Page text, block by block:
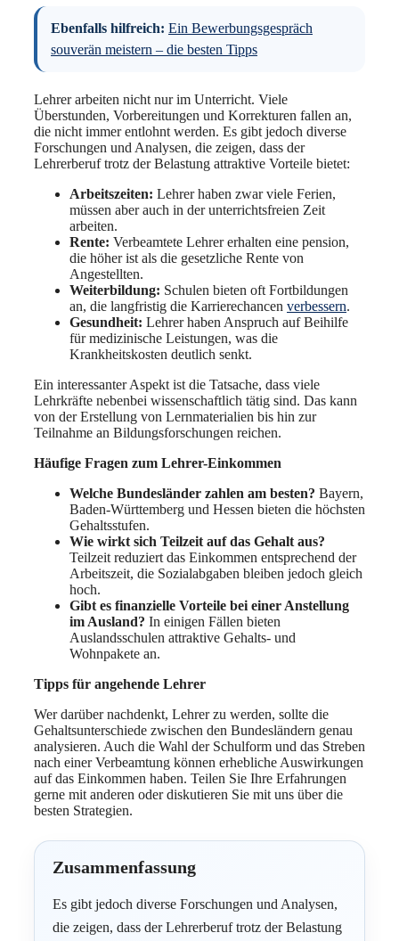
Ebenfalls hilfreich: Ein Bewerbungsgespräch
souverän meistern – die besten Tipps
Lehrer arbeiten nicht nur im Unterricht. Viele
Überstunden, Vorbereitungen und Korrekturen fallen an,
die nicht immer entlohnt werden. Es gibt jedoch diverse
Forschungen und Analysen, die zeigen, dass der
Lehrerberuf trotz der Belastung attraktive Vorteile bietet:
Arbeitszeiten: Lehrer haben zwar viele Ferien,
müssen aber auch in der unterrichtsfreien Zeit
arbeiten.
Rente: Verbeamtete Lehrer erhalten eine pension,
die höher ist als die gesetzliche Rente von
Angestellten.
Weiterbildung: Schulen bieten oft Fortbildungen
an, die langfristig die Karrierechancen verbessern.
Gesundheit: Lehrer haben Anspruch auf Beihilfe
für medizinische Leistungen, was die
Krankheitskosten deutlich senkt.
Ein interessanter Aspekt ist die Tatsache, dass viele
Lehrkräfte nebenbei wissenschaftlich tätig sind. Das kann
von der Erstellung von Lernmaterialien bis hin zur
Teilnahme an Bildungsforschungen reichen.
Häufige Fragen zum Lehrer-Einkommen
Welche Bundesländer zahlen am besten? Bayern,
Baden-Württemberg und Hessen bieten die höchsten
Gehaltsstufen.
Wie wirkt sich Teilzeit auf das Gehalt aus?
Teilzeit reduziert das Einkommen entsprechend der
Arbeitszeit, die Sozialabgaben bleiben jedoch gleich
hoch.
Gibt es finanzielle Vorteile bei einer Anstellung
im Ausland? In einigen Fällen bieten
Auslandsschulen attraktive Gehalts- und
Wohnpakete an.
Tipps für angehende Lehrer
Wer darüber nachdenkt, Lehrer zu werden, sollte die
Gehaltsunterschiede zwischen den Bundesländern genau
analysieren. Auch die Wahl der Schulform und das Streben
nach einer Verbeamtung können erhebliche Auswirkungen
auf das Einkommen haben. Teilen Sie Ihre Erfahrungen
gerne mit anderen oder diskutieren Sie mit uns über die
besten Strategien.
Zusammenfassung
Es gibt jedoch diverse Forschungen und Analysen,
die zeigen, dass der Lehrerberuf trotz der Belastung